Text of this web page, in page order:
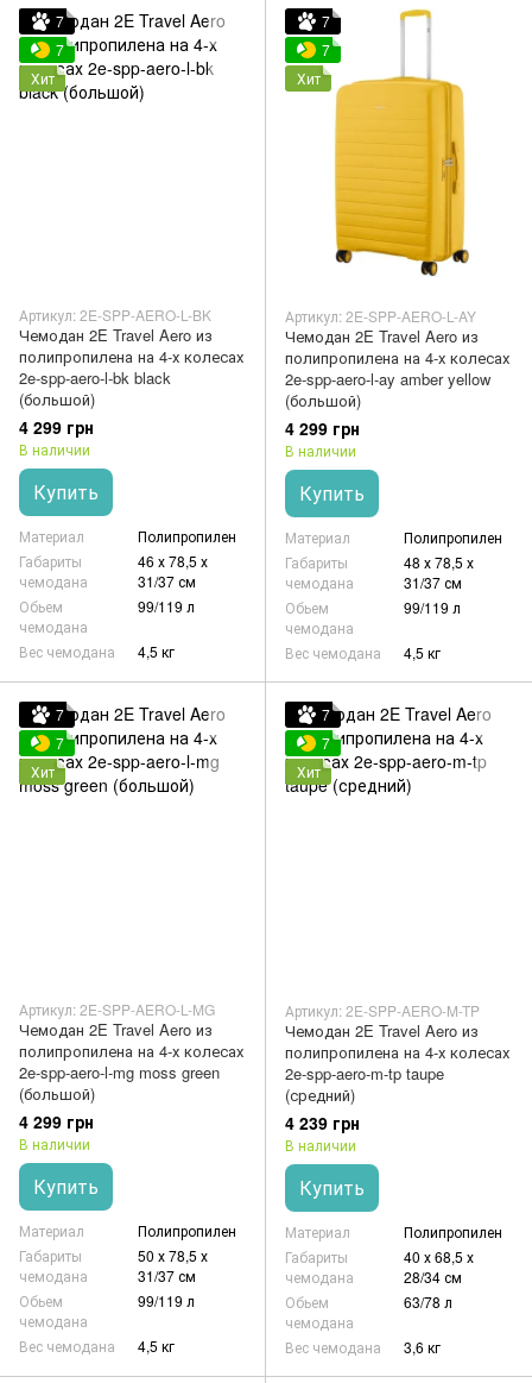
7
7
Хит
Артикул: 2E-SPP-AERO-L-BK
Чемодан 2E Travel Aero из
полипропилена на 4-х колесах
2e-spp-aero-l-bk black
(большой)
4 299 грн
В наличии
Купить
Материал
Полипропилен
Габариты
чемодана
46 х 78,5 х
31/37 см
Обьем
чемодана
99/119 л
Вес чемодана 4,5 кг
7
7
Хит
Артикул: 2E-SPP-AERO-L-AY
Чемодан 2E Travel Aero из
полипропилена на 4-х колесах
2e-spp-aero-l-ay amber yellow
(большой)
4 299 грн
В наличии
Купить
Материал
Полипропилен
Габариты
чемодана
48 х 78,5 х
31/37 см
Обьем
чемодана
99/119 л
Вес чемодана 4,5 кг
7
7
Хит
Артикул: 2E-SPP-AERO-L-MG
Чемодан 2E Travel Aero из
полипропилена на 4-х колесах
2e-spp-aero-l-mg moss green
(большой)
4 299 грн
В наличии
Купить
Материал
Полипропилен
Габариты
чемодана
50 х 78,5 х
31/37 см
Обьем
чемодана
99/119 л
Вес чемодана 4,5 кг
7
7
Хит
Артикул: 2E-SPP-AERO-M-TP
Чемодан 2E Travel Aero из
полипропилена на 4-х колесах
2e-spp-aero-m-tp taupe
(средний)
4 239 грн
В наличии
Купить
Материал
Полипропилен
Габариты
чемодана
40 х 68,5 х
28/34 см
Обьем
чемодана
63/78 л
Вес чемодана 3,6 кг